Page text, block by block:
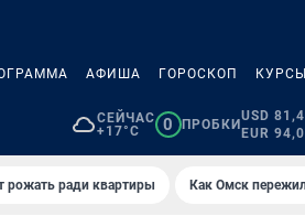
АФИША ГОРОСКОП
СЕЙЧАС
+17°C
0 ПРОБКИ
USD
EUR
рожать ради квартиры Как Омск